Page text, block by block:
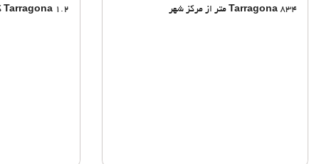
Tarragona 834 متر از مرکز شهر Tarragona 1.2 کیلومتر از مرکز شهر